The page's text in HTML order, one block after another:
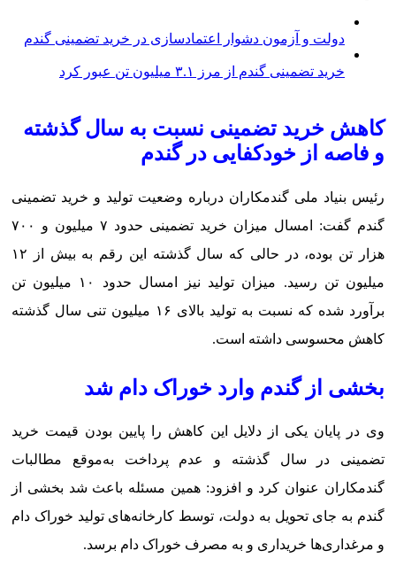
دولت و آزمون دشوار اعتمادسازی در خرید تضمینی گندم
خرید تضمینی گندم از مرز ۳.۱ میلیون تن عبور کرد
کاهش خرید تضمینی نسبت به سال گذشته
و فاصه از خودکفایی در گندم
رئیس بنیاد ملی گندمکاران درباره وضعیت تولید و خرید تضمینی
گندم گفت: امسال میزان خرید تضمینی حدود ۷ میلیون و ۷۰۰
هزار تن بوده، در حالی که سال گذشته این رقم به بیش از ۱۲
میلیون تن رسید. میزان تولید نیز امسال حدود ۱۰ میلیون تن
برآورد شده که نسبت به تولید بالای ۱۶ میلیون تنی سال گذشته
کاهش محسوسی داشته است.
بخشی از گندم وارد خوراک دام شد
وی در پایان یکی از دلایل این کاهش را پایین بودن قیمت خرید
تضمینی در سال گذشته و عدم پرداخت به‌موقع مطالبات
گندمکاران عنوان کرد و افزود: همین مسئله باعث شد بخشی از
گندم به جای تحویل به دولت، توسط کارخانه‌های تولید خوراک دام
و مرغداری‌ها خریداری و به مصرف خوراک دام برسد.